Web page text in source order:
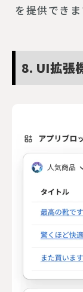
を提供できま
8. UI拡張